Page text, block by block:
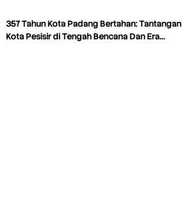
357 Tahun Kota Padang Bertahan: Tantangan
Kota Pesisir di Tengah Bencana Dan Era…